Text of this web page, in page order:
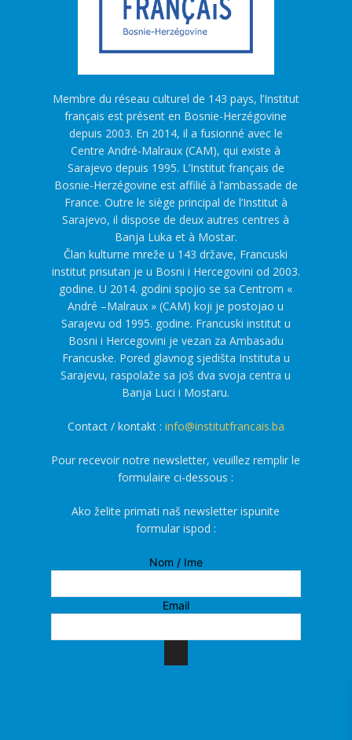
Membre du réseau culturel de 143 pays, l’Institut
français est présent en Bosnie-Herzégovine
depuis 2003. En 2014, il a fusionné avec le
Centre André-Malraux (CAM), qui existe à
Sarajevo depuis 1995. L’Institut français de
Bosnie-Herzégovine est affilié à l’ambassade de
France. Outre le siège principal de l’Institut à
Sarajevo, il dispose de deux autres centres à
Banja Luka et à Mostar.
Član kulturne mreže u 143 države, Francuski
institut prisutan je u Bosni i Hercegovini od 2003.
godine. U 2014. godini spojio se sa Centrom «
André –Malraux » (CAM) koji je postojao u
Sarajevu od 1995. godine. Francuski institut u
Bosni i Hercegovini je vezan za Ambasadu
Francuske. Pored glavnog sjedišta Instituta u
Sarajevu, raspolaže sa još dva svoja centra u
Banja Luci i Mostaru.
Contact / kontakt : info@institutfrancais.ba
Pour recevoir notre newsletter, veuillez remplir le
formulaire ci-dessous :
Ako želite primati naš newsletter ispunite
formular ispod :
Nom / Ime
Email